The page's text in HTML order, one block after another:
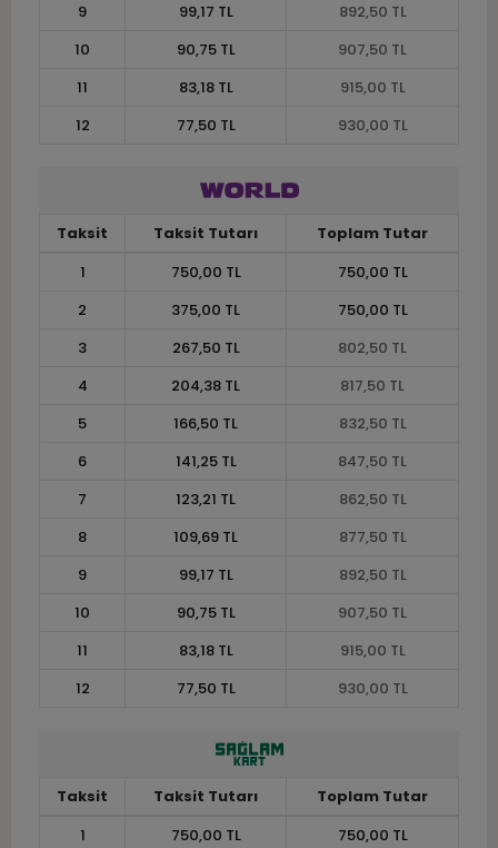
9
99,17 TL
892,50 TL
10
90,75 TL
907,50 TL
11
83,18 TL
915,00 TL
12
77,50 TL 930,00 TL
Taksit Taksit Tutarı
Toplam Tutar
1
750,00 TL
750,00 TL
2
375,00 TL
750,00 TL
3
267,50 TL
802,50 TL
4
204,38 TL
817,50 TL
5
166,50 TL
832,50 TL
6
141,25 TL
847,50 TL
7
123,21 TL
862,50 TL
8
109,69 TL
877,50 TL
9
99,17 TL
892,50 TL
10
90,75 TL
907,50 TL
11
83,18 TL
915,00 TL
12
77,50 TL 930,00 TL
Taksit Taksit Tutarı
Toplam Tutar
1
750,00 TL
750,00 TL